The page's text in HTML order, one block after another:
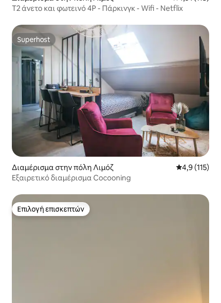
T2 άνετο και φωτεινό 4P - Πάρκινγκ - Wifi - Netflix
Superhost
Superhost
Διαμέρισμα στην πόλη Λιμόζ Μέση
4,9 (115)
Εξαιρετικό διαμέρισμα Cocooning
Επιλογή επισκεπτών
Επιλογή επισκεπτών